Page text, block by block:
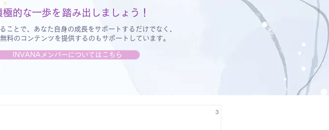
極的な一歩を
ことで、あなた自身の成長をサポートするだけでなく、
料のコンテンツを提供するのもサポートしています。
INVANAメンバーについてはこちら
踏み出しましょう！
3